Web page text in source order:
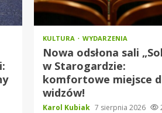
KULTURA WYDARZENIA
Nowa odsłona sali
w Starogardzie:
komfortowe miejsce
widzów!
Karol Kubiak 7 sierpnia 2026